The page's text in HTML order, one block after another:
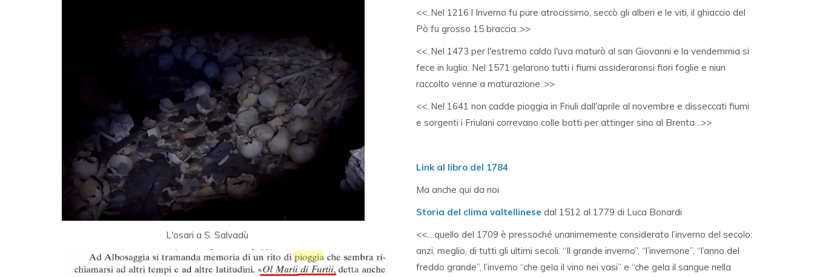
L'osari a S. Salvadù
<<..Nel 1216 l Inverno fu pure atrocissimo, seccò gli alberi e le viti, il ghiaccio del
Pò fu grosso 15 braccia..>>
<<..Nel 1473 per l'estremo caldo l'uva maturò al san Giovanni e la vendemmia si
fece in luglio. Nel 1571 gelarono tutti i fiumi assideraronsi fiori foglie e niun
raccolto venne a maturazione..>>
<<..Nel 1641 non cadde pioggia in Friuli dall'aprile al novembre e disseccati fiumi
e sorgenti i Friulani correvano colle botti per attinger sino al Brenta ..>>
Link al libro del 1784
Ma anche qui da noi
Storia del clima valtellinese dal 1512 al 1779 di Luca Bonardi
<<....quello del 1709 è pressoché unanimemente considerato l’inverno del secolo:
anzi, meglio, di tutti gli ultimi secoli. “Il grande inverno”, “l’invernone”, “l’anno del
freddo grande”, l’inverno “che gela il vino nei vasi” e “che gela il sangue nella